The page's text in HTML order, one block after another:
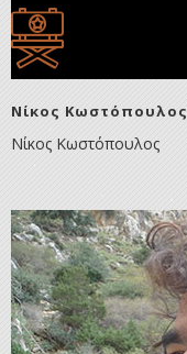
Νίκος Κωστόπουλος
Νίκος Κωστόπουλος